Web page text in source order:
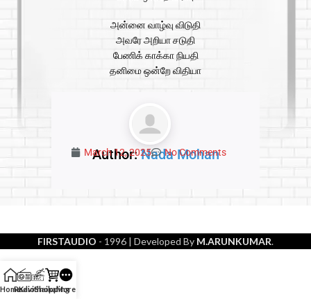
அன்னை வாழ்வு விடுதி
அவரே அறியா சடுதி
பேணிக் காக்கா நியதி
தனிமை ஒன்றே விதியா
Author:Nada Mohan
March 12, 2025 No Comments
FIRSTAUDIO - 1996 | Developed By M.ARUNKUMAR.
HomeRadio
Kavithaikal
Shopping
More